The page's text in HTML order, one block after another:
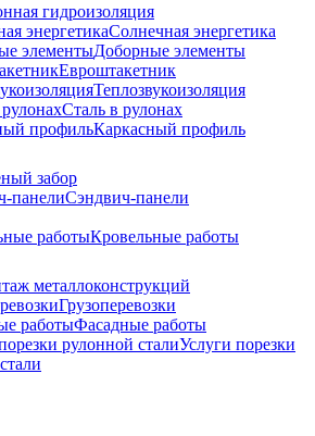
гидроизоляция
Солнечная энергетика
Доборные элементы
Евроштакетник
Теплозвукоизоляция
Сталь в рулонах
Каркасный профиль
забор
Сэндвич-панели
Кровельные работы
металлоконструкций
Грузоперевозки
Фасадные работы
Услуги порезки